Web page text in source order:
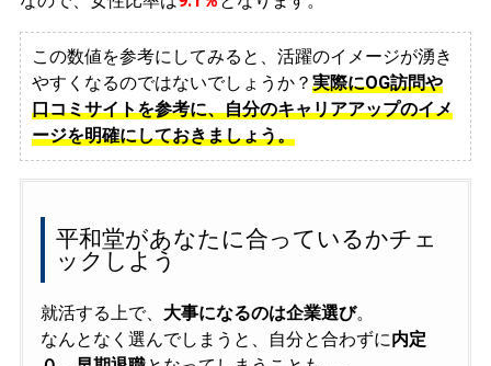
この数値を参考にしてみると、活躍のイメージが湧き
やすくなるのではないでしょうか？ 実際にOG訪問や
口コミサイトを参考に、自分のキャリアアップのイメ
ージを明確にしておきましょう。
平和堂があなたに合っているかチェ
ックしよう
就活する上で、 大事になるのは企業選び。
なんとなく選んでしまうと、自分と合わずに内定